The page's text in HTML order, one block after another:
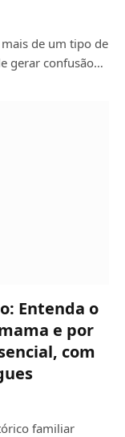
de um tipo de
gerar confusão…
Entenda o
e por
com
familiar